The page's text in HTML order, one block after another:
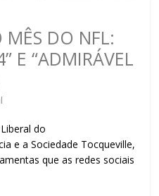
MÊS DO NFL:
E “ADMIRÁVEL
do
e a Sociedade Tocqueville,
que as redes sociais